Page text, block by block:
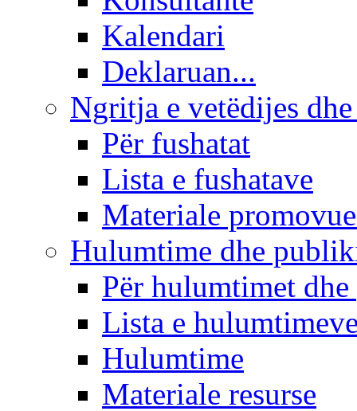
Kalendari
Deklaruan...
Ngritja e vetëdijes
Për fushatat
Lista e fushatave
Materiale
Hulumtime dhe
Për hulumtimet
Lista e
Hulumtime
Materiale resurse